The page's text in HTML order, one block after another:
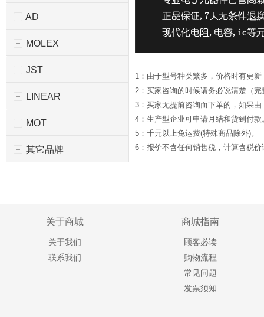
AD
MOLEX
JST
LINEAR
MOT
其它品牌
1：由于型号种类繁多，价格时有更
2：买家咨询的时候请务必说清楚（
3：买家无提前咨询而下单的，如果
4：生产型企业可申请月结和货到付款
5：千元以上免运费(特殊商品除外)。
6：报价不含任何销售税，计算含税价
关于商城
关于我们
联系我们
商城指南
顾客必读
购物流程
常见问题
发票须知